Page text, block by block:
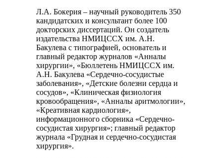
Л.А. Бокерия – научный руководитель 350
кандидатских и консультант более 100
докторских диссертаций. Он создатель
издательства НМИЦССХ им. А.Н.
Бакулева с типографией, основатель и
главный редактор журналов «Анналы
хирургии», «Бюллетень НМИЦССХ им.
А.Н. Бакулева «Сердечно-сосудистые
заболевания», «Детские болезни сердца и
сосудов», «Клиническая физиология
кровообращения», «Анналы аритмологии»,
«Креативная кардиология»,
информационного сборника «Сердечно-
сосудистая хирургия»; главный редактор
журнала «Грудная и сердечно-сосудистая
хирургия».